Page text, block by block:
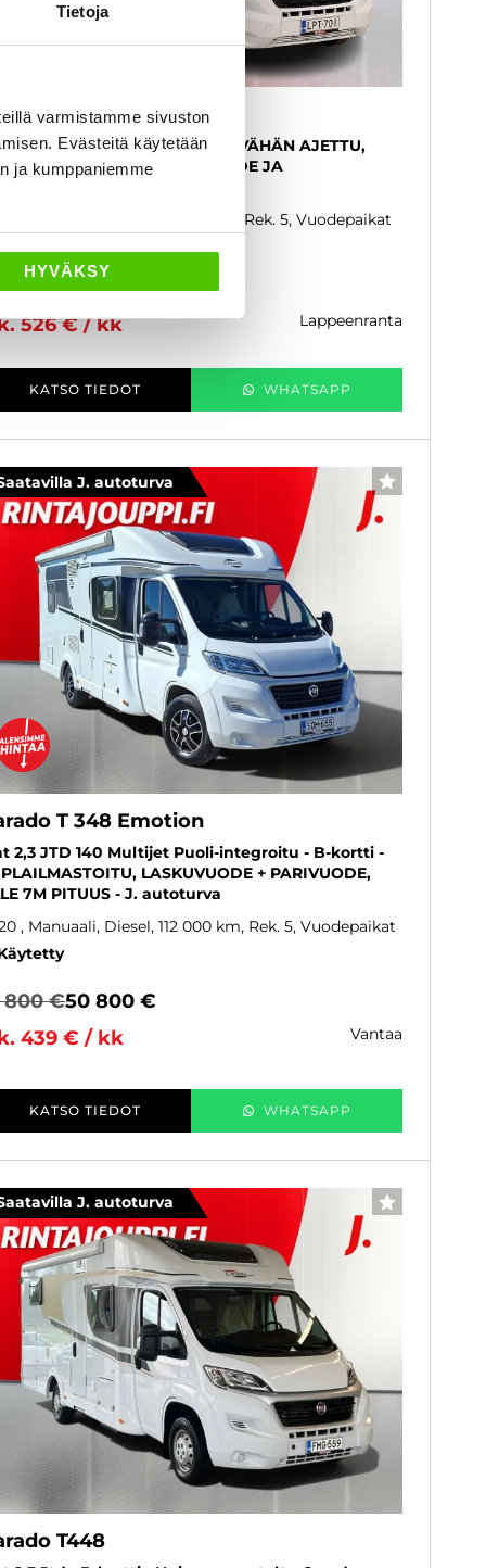
Tietoja
varmistamme sivuston
Evästeitä käytetään
ja kumppaniemme
HYVÄKSY
T449
2.2 HDi 140hv - B-kortti - VÄHÄN AJETTU,
REKISTERÖITY, LASKUVUODE JA
, Manuaali, Diesel, 49 000 km, Rek. 5, Vuodepaikat
900 €61 680 €
526 € / kk
lappeenranta
KATSO TIEDOT WHATSAPP
J. autoturva SUOSIKKI
T 348 Emotion
2,3 JTD 140 Multijet Puoli-integroitu - B-kortti -
LASKUVUODE + PARIVUODE,
7M PITUUS - J. autoturva
, Manuaali, Diesel, 112 000 km, Rek. 5, Vuodepaikat
800 €50 800 €
439 € / kk
vantaa
KATSO TIEDOT WHATSAPP
J. autoturva SUOSIKKI
T448